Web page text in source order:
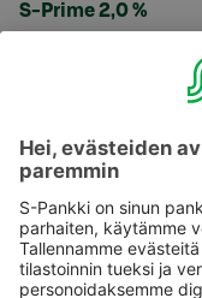
S-Prime 2,0 %
Käyttöehdot